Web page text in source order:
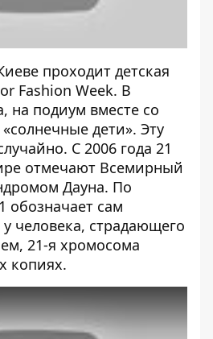
проходит детская
Fashion Week. В
на подиум вместе со
олнечные дети». Эту
С 2006 года 21
отмечают Всемирный
Дауна. По
обозначает сам
человека, страдающего
21-я хромосома
копиях.